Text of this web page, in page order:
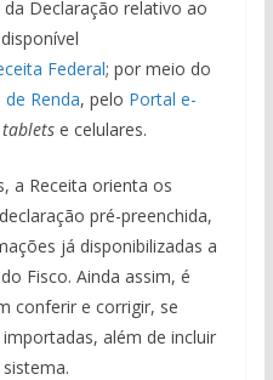
Declaração relativo ao
Federal; por meio do
Renda, pelo Portal e-
tabletse celulares.
a Receita orienta os
pré-preenchida,
já disponibilizadas a
Fisco. Ainda assim, é
conferir e corrigir, se
além de incluir